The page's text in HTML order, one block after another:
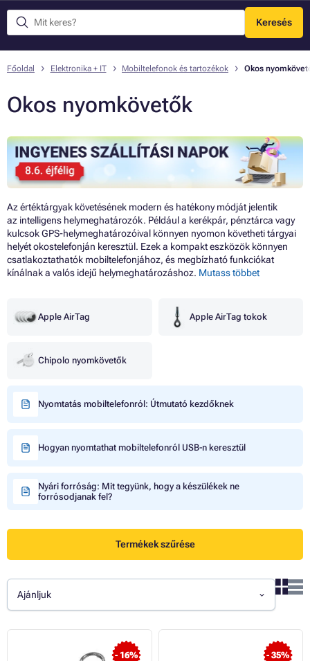
Keresés
Menü
Főoldal Elektronika + IT Mobiltelefonok és tartozékok Okos
Okos nyomkövetők
Az értéktárgyak követésének modern és hatékony módját jelentik
az intelligens helymeghatározók. Például a kerékpár, pénztárca vagy
kulcsok GPS-helymeghatározóival könnyen nyomon követheti tárgyai
helyét okostelefonján keresztül. Ezek a kompakt eszközök könnyen
csatlakoztathatók mobiltelefonjához, és megbízható funkciókat
kínálnak a valós idejű helymeghatározáshoz. Mutass többet
Apple AirTag Apple AirTag tokok
Chipolo nyomkövetők
Nyomtatás mobiltelefonról: Útmutató kezdőknek
Hogyan nyomtathat mobiltelefonról USB-n keresztül
Nyári forróság: Mit tegyünk, hogy a készülékek ne
forrósodjanak fel?
Termékek szűrése
Ajánljuk
- 16% - 35%